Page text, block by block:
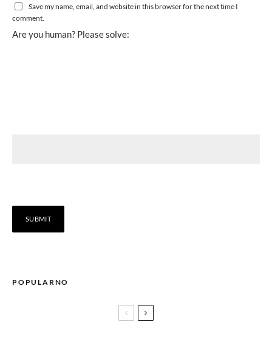
Save my name, email, and website in this browser for the next time I
comment.
Are you human? Please solve:
POPULARNO